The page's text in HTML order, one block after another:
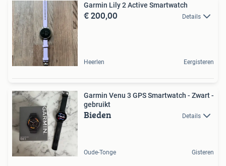
Garmin Lily 2 Active Smartwatch
€ 200,00 Details
Heerlen Eergisteren
Garmin Venu 3 GPS Smartwatch - Zwart -
gebruikt
Bieden Details
Oude-Tonge Gisteren